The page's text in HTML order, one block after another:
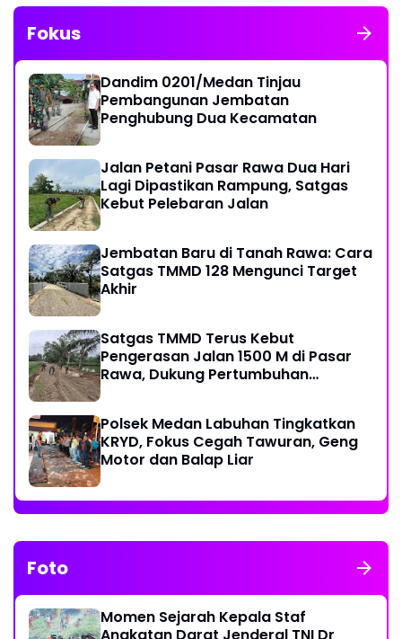
Fokus
Dandim 0201/Medan Tinjau
Pembangunan Jembatan
Penghubung Dua Kecamatan
Jalan Petani Pasar Rawa Dua Hari
Lagi Dipastikan Rampung, Satgas
Kebut Pelebaran Jalan
Jembatan Baru di Tanah Rawa: Cara
Satgas TMMD 128 Mengunci Target
Akhir
Satgas TMMD Terus Kebut
Pengerasan Jalan 1500 M di Pasar
Rawa, Dukung Pertumbuhan
Polsek Medan Labuhan Tingkatkan
KRYD, Fokus Cegah Tawuran, Geng
Motor dan Balap Liar
Foto
Momen Sejarah Kepala Staf
Angkatan Darat Jenderal TNI Dr